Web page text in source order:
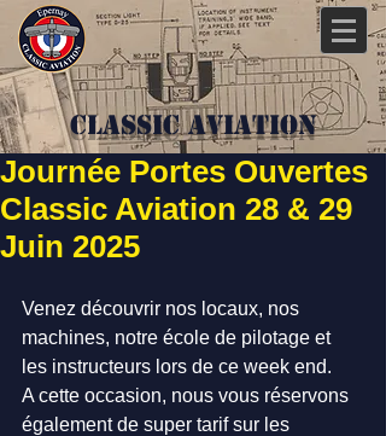
Classic Aviation
Journée Portes Ouvertes
Classic Aviation 28 & 29
Juin 2025
Venez découvrir nos locaux, nos
machines, notre école de pilotage et
les instructeurs lors de ce week end.
A cette occasion, nous vous réservons
également de super tarif sur les